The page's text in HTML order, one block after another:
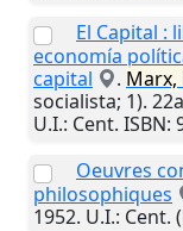
El Capital :
economía
capital
. Marx,
socialista; 1).
U.I.: Cent. ISBN:
Oeuvres
philosophiques
1952. U.I.: Cent.